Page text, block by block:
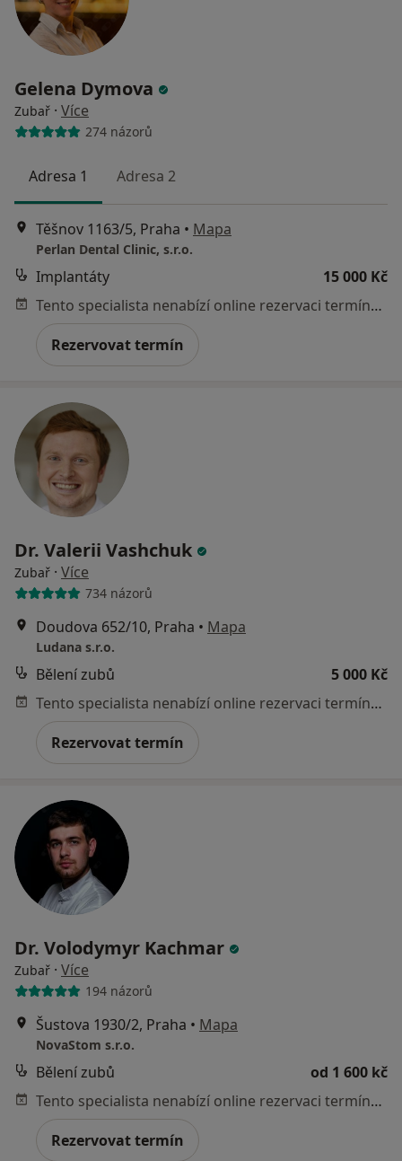
Gelena Dymova
Zubař · Více
274 názorů
Adresa 1 Adresa 2
Těšnov 1163/5, Praha • Mapa
Perlan Dental Clinic, s.r.o.
Implantáty
15 000 Kč
Tento specialista nenabízí online rezervaci termínu na této adrese.
Rezervovat termín
Dr. Valerii Vashchuk
Zubař · Více
734 názorů
Doudova 652/10, Praha • Mapa
Ludana s.r.o.
Bělení zubů
5 000 Kč
Tento specialista nenabízí online rezervaci termínu na této adrese.
Rezervovat termín
Dr. Volodymyr Kachmar
Zubař · Více
194 názorů
Šustova 1930/2, Praha • Mapa
NovaStom s.r.o.
Bělení zubů
od 1 600 kč
Tento specialista nenabízí online rezervaci termínu na této adrese.
Rezervovat termín